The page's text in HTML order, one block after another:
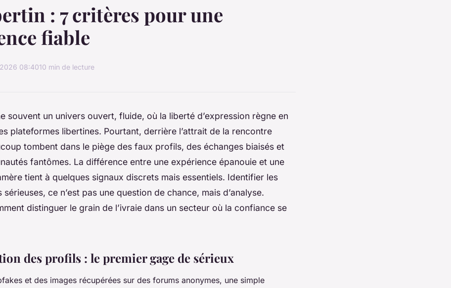
: 7 critères pour une
fiable
08:4010 min de lecture
souvent un univers ouvert, fluide, où la liberté d’expression règne en
plateformes libertines. Pourtant, derrière l’attrait de la rencontre
tombent dans le piège des faux profils, des échanges biaisés et
fantômes. La différence entre une expérience épanouie et une
tient à quelques signaux discrets mais essentiels. Identifier les
ce n’est pas une question de chance, mais d’analyse.
distinguer le grain de l’ivraie dans un secteur où la confiance se
des profils : le premier gage de sérieux
et des images récupérées sur des forums anonymes, une simple